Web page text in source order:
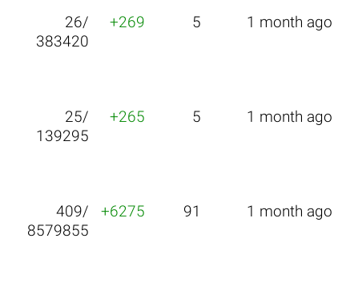
26/
383420
+269 5 1 month ago
25/
139295
+265 5 1 month ago
409/
8579855
+6275 91 1 month ago